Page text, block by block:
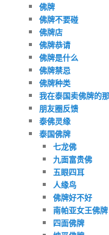
佛牌
佛牌不要碰
佛牌店
佛牌恭请
佛牌是什么
佛牌禁忌
佛牌种类
我在泰国卖佛牌的
朋友圈反馈
泰佛灵缘
泰国佛牌
七龙佛
九面富贵佛
五眼四耳
人缘鸟
佛牌好不好
南帕亚女王佛牌
四面佛牌